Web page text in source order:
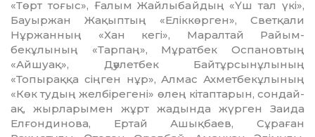
«Төрт тоғыс», Ғалым Жайлыбай­дың «Үш тал үкі»,
Бауыржан Жа­қып­тың «Еліккөрген», Светқали
Нұржан­ның «Хан кегі», Маралтай Райым­
бекұлының «Тарпаң», Мұратбек Оспановтың
«Айшуақ», Дәулетбек Байтұрсынұлының
«Топыраққа сіңген нұр», Алмас Ахметбек­ұлының
«Көк тудың желбірегені» өлең кітаптарын, сондай-
ақ, жырларымен жұрт жадында жүрген Заида
Елғон­ди­нова, Ертай Ашықбаев, Сұраған